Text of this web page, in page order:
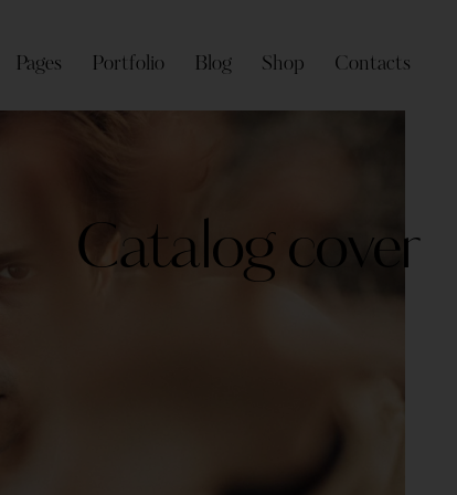
Pages Portfolio Blog Shop Contacts
Catalog cover